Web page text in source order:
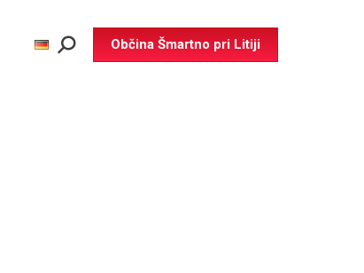
Search: Občina Šmartno pri Litiji